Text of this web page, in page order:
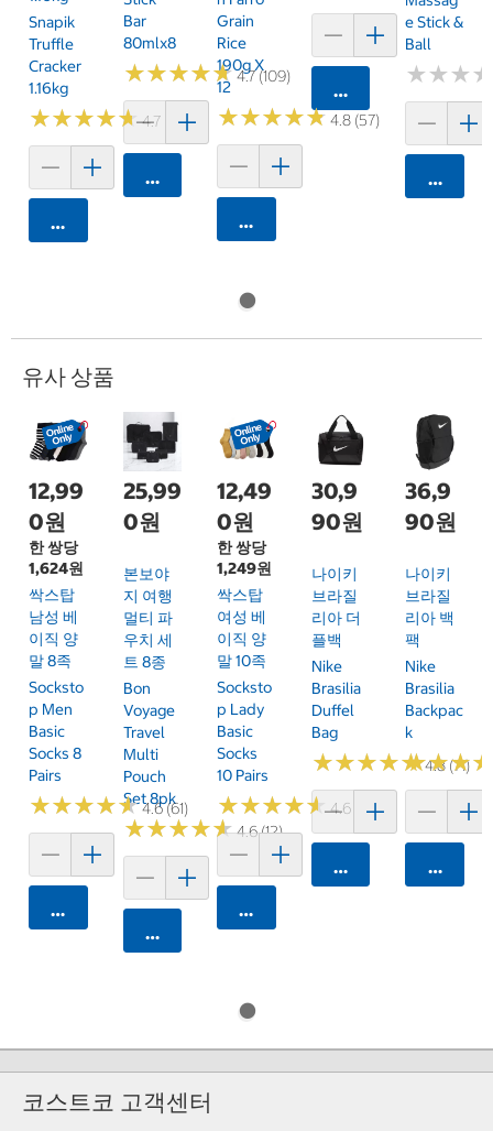
Snapik
Truffle
Cracker
1.16kg
★★★★★
★★★★★4.7 (159)
카트에 담기
Bar
80mlx8
★★★★★
★★★★★4.7 (109)
카트에 담기
Grain
Rice
190g X
12
★★★★★
★★★★★4.8 (57)
카트에 담기
카트에 담기
E Stick &
Ball
★★★
★★★
카트에
유사 상품
12,99
0원
한 쌍당
1,624원
싹스탑
남성 베
이직 양
말 8족
Socksto
P Men
Basic
Socks 8
Pairs
★★★★★
★★★★★4.6 (61)
카트에 담기
25,99
0원
본보야
지 여행
멀티 파
우치 세
트 8종
Bon
Voyage
Travel
Multi
Pouch
Set 8pk
★★★★★
★★★★★4.6 (12)
카트에 담기
12,49
0원
한 쌍당
1,249원
싹스탑
여성 베
이직 양
말 10족
Socksto
P Lady
Basic
Socks
10 Pairs
★★★★★
★★★★★4.6 (78)
카트에 담기
30,9
90원
나이키
브라질
리아 더
플백
Nike
Brasilia
Duffel
Bag
★★★★★
★★★★★4.8 (71)
카트에 담기
36,9
90원
나이키
브라질
리아 백
팩
Nike
Brasilia
Backpac
K
★★★
★★★
카트에
코스트코 고객센터